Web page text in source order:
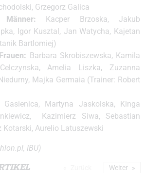
Grzegorz Galica
Männer: Kacper Brzoska, Jakub
Igor Kusztal, Jan Watycha, Kajetan
Bartlomiej)
Barbara Skrobiszewska, Kamila
Amelia Liszka, Zuzanna
Majka Germaia (Trainer: Robert
Gasienica, Martyna Jaskolska, Kinga
Kazimierz Siwa, Sebastian
Kotarski, Aurelio Latuszewski
IBU)
Weiter